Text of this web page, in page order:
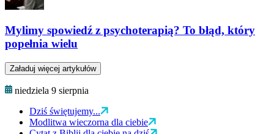
Mylimy spowiedź z psychoterapią? To błąd, który
popełnia wielu
Załaduj więcej artykułów
niedziela 9 sierpnia
Dziś świętujemy...
Modlitwa wieczorna dla ciebie